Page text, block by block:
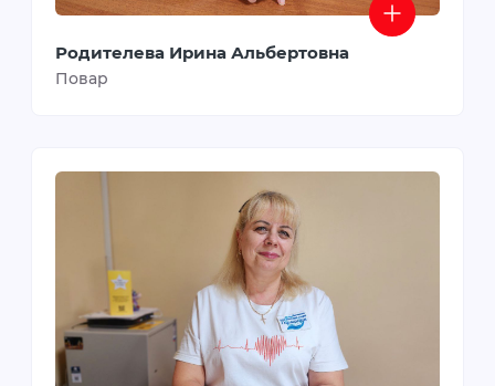
Родителева Ирина Альбертовна
Повар